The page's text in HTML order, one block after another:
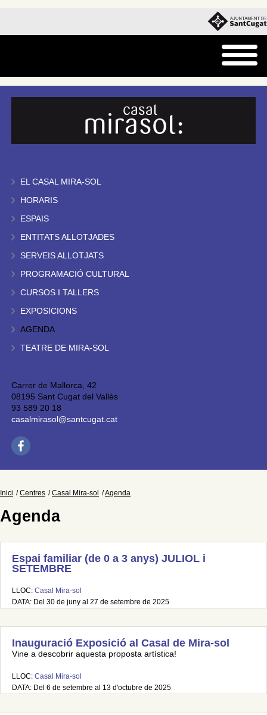
EL CASAL MIRA-SOL
HORARIS
ESPAIS
ENTITATS ALLOTJADES
SERVEIS ALLOTJATS
PROGRAMACIÓ CULTURAL
CURSOS I TALLERS
EXPOSICIONS
AGENDA
TEATRE DE MIRA-SOL
Carrer de Mallorca, 42
08195 Sant Cugat del Vallès
93 589 20 18
casalmirasol@santcugat.cat
Inici Centres Casal Mira-sol Agenda
Agenda
Espai familiar (de 0 a 3 anys) JULIOL i
SETEMBRE
LLOC: Casal Mira-sol
DATA: Del 30 de juny al 27 de setembre de 2025
Inauguració Exposició al Casal de Mira-sol
Vine a descobrir aquesta proposta artística!
LLOC: Casal Mira-sol
DATA: Del 6 de setembre al 13 d'octubre de 2025